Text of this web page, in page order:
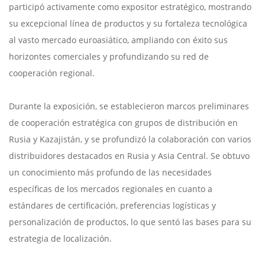
participó activamente como expositor estratégico, mostrando
su excepcional línea de productos y su fortaleza tecnológica
al vasto mercado euroasiático, ampliando con éxito sus
horizontes comerciales y profundizando su red de
cooperación regional.
Durante la exposición, se establecieron marcos preliminares
de cooperación estratégica con grupos de distribución en
Rusia y Kazajistán, y se profundizó la colaboración con varios
distribuidores destacados en Rusia y Asia Central. Se obtuvo
un conocimiento más profundo de las necesidades
específicas de los mercados regionales en cuanto a
estándares de certificación, preferencias logísticas y
personalización de productos, lo que sentó las bases para su
estrategia de localización.